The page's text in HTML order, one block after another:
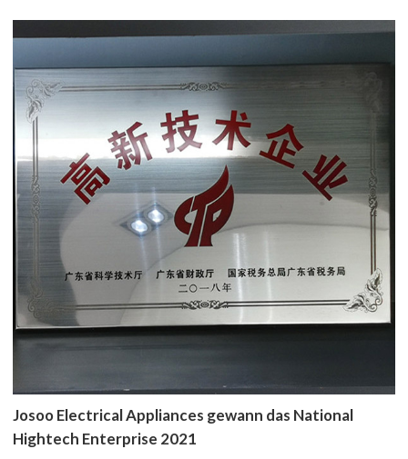
Josoo Electrical Appliances gewann das National
Hightech Enterprise 2021